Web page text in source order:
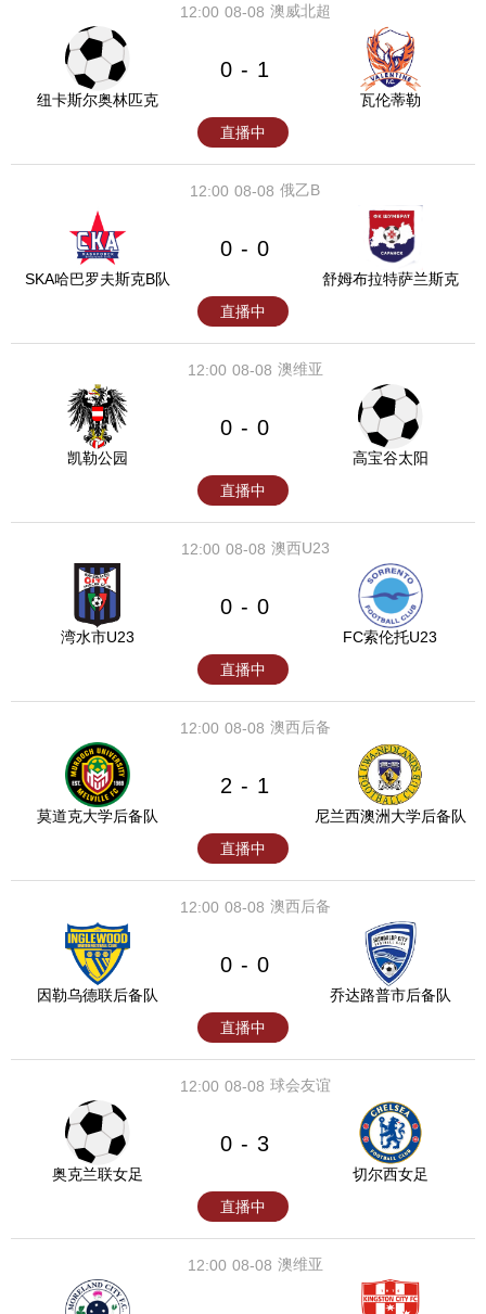
08-08
12:00 澳威北超
纽卡斯尔奥林匹克
0 - 1
瓦伦蒂勒
直播中
08-08
12:00 俄乙B
SKA哈巴罗夫斯克B队
0 - 0
舒姆布拉特萨兰斯克
直播中
08-08
12:00 澳维亚
凯勒公园
0 - 0
高宝谷太阳
直播中
08-08
12:00 澳西U23
湾水市U23
0 - 0
FC索伦托U23
直播中
08-08
12:00 澳西后备
莫道克大学后备队
2 - 1
尼兰西澳洲大学后备队
直播中
08-08
12:00 澳西后备
因勒乌德联后备队
0 - 0
乔达路普市后备队
直播中
08-08
12:00 球会友谊
奥克兰联女足
0 - 3
切尔西女足
直播中
08-08
12:00 澳维亚